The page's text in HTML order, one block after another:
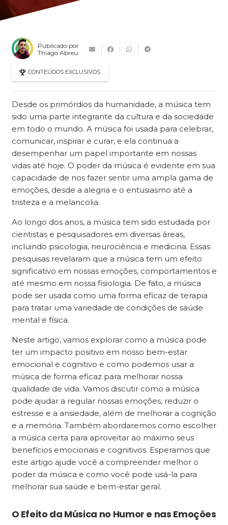
Publicado por
Thiago Abreu
CONTEÚDOS EXCLUSIVOS
Desde os primórdios da humanidade, a música tem
sido uma parte integrante da cultura e da sociedade
em todo o mundo. A música foi usada para celebrar,
comunicar, inspirar e curar, e ela continua a
desempenhar um papel importante em nossas
vidas até hoje. O poder da música é evidente em sua
capacidade de nos fazer sentir uma ampla gama de
emoções, desde a alegria e o entusiasmo até a
tristeza e a melancolia.
Ao longo dos anos, a música tem sido estudada por
cientistas e pesquisadores em diversas áreas,
incluindo psicologia, neurociência e medicina. Essas
pesquisas revelaram que a música tem um efeito
significativo em nossas emoções, comportamentos e
até mesmo em nossa fisiologia. De fato, a música
pode ser usada como uma forma eficaz de terapia
para tratar uma variedade de condições de saúde
mental e física.
Neste artigo, vamos explorar como a música pode
ter um impacto positivo em nosso bem-estar
emocional e cognitivo e como podemos usar a
música de forma eficaz para melhorar nossa
qualidade de vida. Vamos discutir como a música
pode ajudar a regular nossas emoções, reduzir o
estresse e a ansiedade, além de melhorar a cognição
e a memória. Também abordaremos como escolher
a música certa para aproveitar ao máximo seus
benefícios emocionais e cognitivos. Esperamos que
este artigo ajude você a compreender melhor o
poder da música e como você pode usá-la para
melhorar sua saúde e bem-estar geral.
O Efeito da Música no Humor e nas Emoções